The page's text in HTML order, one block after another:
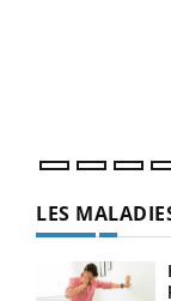
LES